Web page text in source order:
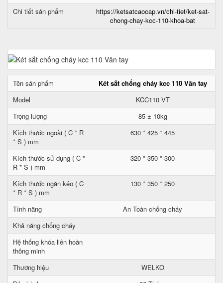
Chi tiết sản phẩm
https://ketsatcaocap.vn/chi-tiet/ket-sat-
chong-chay-kcc-110-khoa-bat
Tên sản phẩm
Két sắt chống cháy kcc 110 Vân tay
Model
KCC110 VT
Trọng lượng
85 ± 10kg
Kích thước ngoài ( C * R
* S ) mm
630 * 425 * 445
Kích thước sử dụng ( C *
R * S ) mm
320 * 350 * 300
Kích thước ngăn kéo ( C
* R * S ) mm
130 * 350 * 250
Tính năng
An Toàn chống cháy
Khả năng chống cháy
Hệ thống khóa liên hoàn
thông minh
Thương hiệu
WELKO